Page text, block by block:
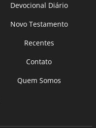
Devocional Diário
Novo Testamento
Recentes
Contato
Quem Somos